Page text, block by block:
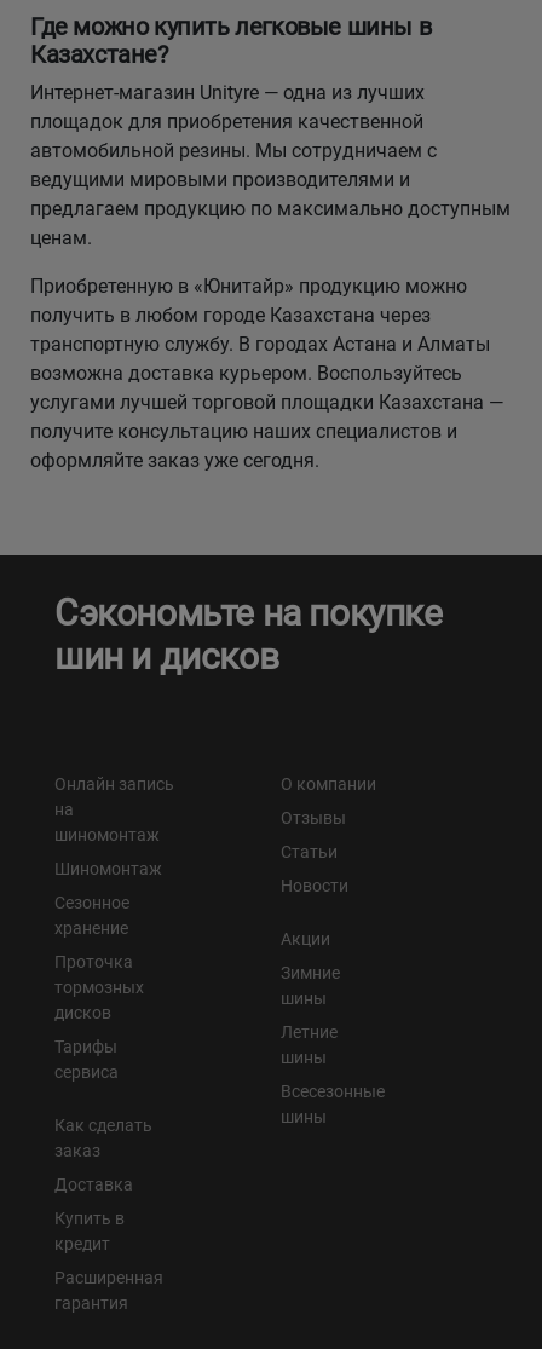
Где можно купить легковые шины в
Казахстане?
Интернет-магазин Unityre — одна из лучших
площадок для приобретения качественной
автомобильной резины. Мы сотрудничаем с
ведущими мировыми производителями и
предлагаем продукцию по максимально доступным
ценам.
Приобретенную в «Юнитайр» продукцию можно
получить в любом городе Казахстана через
транспортную службу. В городах Астана и Алматы
возможна доставка курьером. Воспользуйтесь
услугами лучшей торговой площадки Казахстана —
получите консультацию наших специалистов и
оформляйте заказ уже сегодня.
Сэкономьте на покупке
шин и дисков
Онлайн запись
на
шиномонтаж
Шиномонтаж
Сезонное
хранение
Проточка
тормозных
дисков
Тарифы
сервиса
Как сделать
заказ
Доставка
Купить в
кредит
Расширенная
гарантия
О компании
Отзывы
Статьи
Новости
Акции
Зимние
шины
Летние
шины
Всесезонные
шины